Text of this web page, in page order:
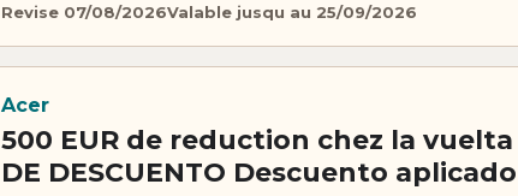
Revise 07/08/2026Valable jusqu au 25/09/2026
Acer
500 EUR de reduction chez la
DE DESCUENTO Descuento